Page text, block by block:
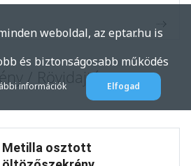
/ Rövidajtós
Metilla osztott
weboldal, az eptar.hu is
és biztonságosabb működés
információk Elfogad